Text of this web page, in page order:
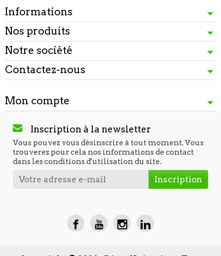
Informations
Nos produits
Notre société
Contactez-nous
Mon compte
Inscription à la newsletter
Vous pouvez vous désinscrire à tout moment. Vous
trouverez pour cela nos informations de contact
dans les conditions d'utilisation du site.